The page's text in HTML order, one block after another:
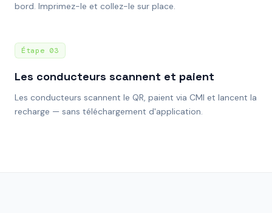
bord. Imprimez-le et collez-le sur place.
Étape 03
Les conducteurs scannent et paient
Les conducteurs scannent le QR, paient via CMI et lancent la
recharge — sans téléchargement d'application.